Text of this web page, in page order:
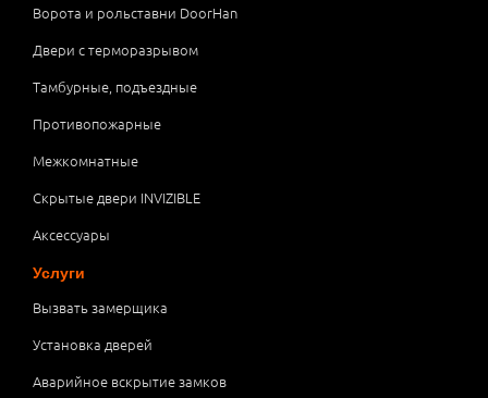
Ворота и рольставни DoorHan
Двери с терморазрывом
Тамбурные, подъездные
Противопожарные
Межкомнатные
Скрытые двери INVIZIBLE
Аксессуары
Услуги
Вызвать замерщика
Установка дверей
Аварийное вскрытие замков